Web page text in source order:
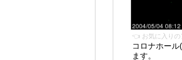
👈 お気に入りの
コロナホー
ます。